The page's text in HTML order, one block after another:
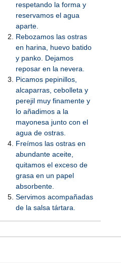
respetando la forma y
reservamos el agua
aparte.
Rebozamos las ostras
en harina, huevo batido
y panko. Dejamos
reposar en la nevera.
Picamos pepinillos,
alcaparras, cebolleta y
perejil muy finamente y
lo añadimos a la
mayonesa junto con el
agua de ostras.
Freímos las ostras en
abundante aceite,
quitamos el exceso de
grasa en un papel
absorbente.
Servimos acompañadas
de la salsa tártara.